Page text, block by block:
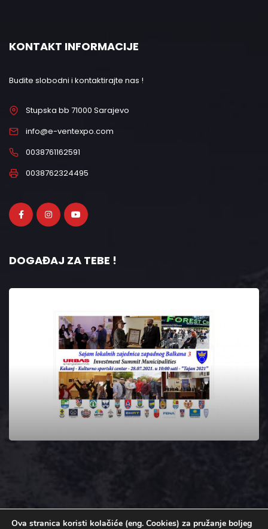
KONTAKT INFORMACIJE
Budite slobodni i kontaktirajte nas !
Stupska bb 71000 Sarajevo
info@e-ventexpo.com
0038761162591
0038762324495
DOGAĐAJ ZA TEBE !
Ova stranica koristi kolačiće (eng. Cookies) za pružanje boljeg